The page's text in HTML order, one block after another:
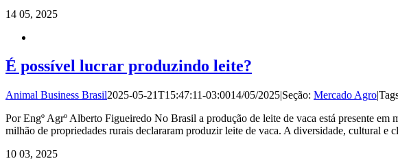
14 05, 2025
É possível lucrar produzindo leite?
Animal Business Brasil2025-05-21T15:47:11-03:0014/05/2025|Seção: Mercado Agro|
Por Engº Agrº Alberto Figueiredo No Brasil a produção de leite de vaca está presente
milhão de propriedades rurais declararam produzir leite de vaca. A diversidade, cultural e
10 03, 2025